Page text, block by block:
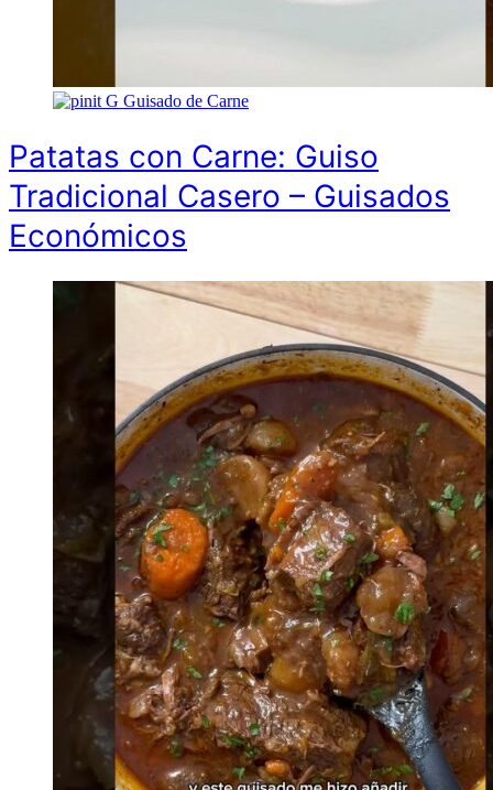
G Guisado de Carne
Patatas con Carne: Guiso
Tradicional Casero – Guisados
Económicos